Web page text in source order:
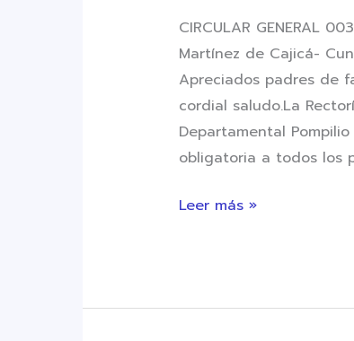
CIRCULAR GENERAL
Martínez de Cajicá-
Apreciados padres de
cordial saludo.La
Departamental
obligatoria a todos los
Leer más »